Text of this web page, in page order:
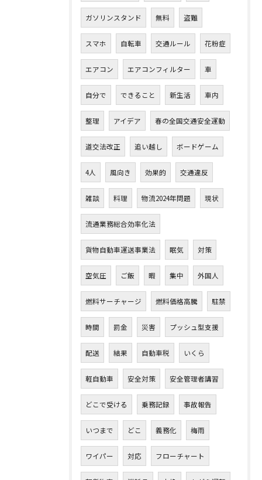
ガソリンスタンド 無料 盗難
スマホ 自転車 交通ルール 花粉症
エアコン エアコンフィルター 車
自分で できること 新生活 車内
整理 アイデア 春の全国交通安全運動
道交法改正 追い越し ボードゲーム
4人 風向き 効果的 交通違反
雑談 料理 物流2024年問題 現状
流通業務総合効率化法
貨物自動車運送事業法 眠気 対策
空気圧 ご飯 暇 集中 外国人
燃料サーチャージ 燃料価格高騰 駐禁
時間 罰金 災害 プッシュ型支援
配送 結果 自動車税 いくら
軽自動車 安全対策 安全管理者講習
どこで受ける 乗務記録 事故報告
いつまで どこ 義務化 梅雨
ワイパー 対応 フローチャート